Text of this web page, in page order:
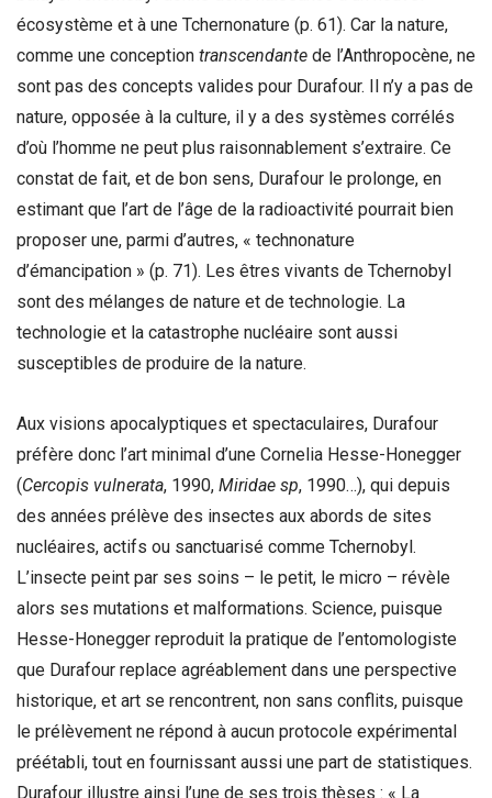
écosystème et à une Tchernonature (p. 61). Car la nature,
comme une conception transcendante de l’Anthropocène, ne
sont pas des concepts valides pour Durafour. Il n’y a pas de
nature, opposée à la culture, il y a des systèmes corrélés
d’où l’homme ne peut plus raisonnablement s’extraire. Ce
constat de fait, et de bon sens, Durafour le prolonge, en
estimant que l’art de l’âge de la radioactivité pourrait bien
proposer une, parmi d’autres, « technonature
d’émancipation » (p. 71). Les êtres vivants de Tchernobyl
sont des mélanges de nature et de technologie. La
technologie et la catastrophe nucléaire sont aussi
susceptibles de produire de la nature.
Aux visions apocalyptiques et spectaculaires, Durafour
préfère donc l’art minimal d’une Cornelia Hesse-Honegger
(Cercopis vulnerata, 1990, Miridae sp, 1990…), qui depuis
des années prélève des insectes aux abords de sites
nucléaires, actifs ou sanctuarisé comme Tchernobyl.
L’insecte peint par ses soins – le petit, le micro – révèle
alors ses mutations et malformations. Science, puisque
Hesse-Honegger reproduit la pratique de l’entomologiste
que Durafour replace agréablement dans une perspective
historique, et art se rencontrent, non sans conflits, puisque
le prélèvement ne répond à aucun protocole expérimental
préétabli, tout en fournissant aussi une part de statistiques.
Durafour illustre ainsi l’une de ses trois thèses : « La